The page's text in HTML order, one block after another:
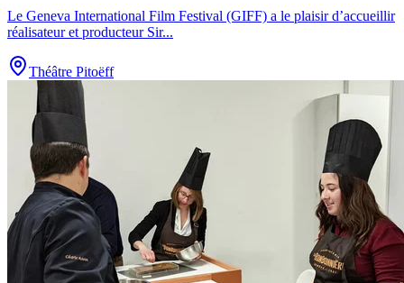
Le Geneva International Film Festival (GIFF) a le plaisir d’accueillir
réalisateur et producteur Sir...
Théâtre Pitoëff